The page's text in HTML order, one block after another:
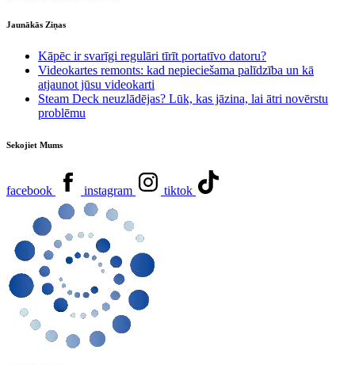
Jaunākās Ziņas
Kāpēc ir svarīgi regulāri tīrīt portatīvo datoru?
Videokartes remonts: kad nepieciešama palīdzība un kā
atjaunot jūsu videokarti
Steam Deck neuzlādējas? Lūk, kas jāzina, lai ātri novērstu
problēmu
Sekojiet Mums
facebook instagram tiktok